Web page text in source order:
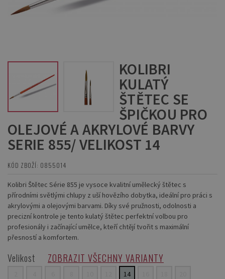
KOLIBRI
KULATÝ
ŠTĚTEC SE
ŠPIČKOU PRO
OLEJOVÉ A AKRYLOVÉ BARVY
SERIE 855/ VELIKOST 14
KÓD ZBOŽÍ: 0855014
Kolibri Štětec Série 855 je vysoce kvalitní umělecký štětec s
přírodními světlými chlupy z uší hovězího dobytka, ideální pro práci s
akrylovými a olejovými barvami. Díky své pružnosti, odolnosti a
precizní kontrole je tento kulatý štětec perfektní volbou pro
profesionály i začínající umělce, kteří chtějí tvořit s maximální
přesností a komfortem.
Velikost ZOBRAZIT VŠECHNY VARIANTY
14